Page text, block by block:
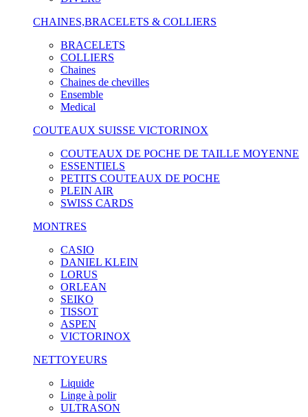
CHAINES,BRACELETS & COLLIERS
BRACELETS
COLLIERS
Chaines
Chaines de chevilles
Ensemble
Medical
COUTEAUX SUISSE VICTORINOX
COUTEAUX DE POCHE DE TAILLE MOYENNE
ESSENTIELS
PETITS COUTEAUX DE POCHE
PLEIN AIR
SWISS CARDS
MONTRES
CASIO
DANIEL KLEIN
LORUS
ORLEAN
SEIKO
TISSOT
ASPEN
VICTORINOX
NETTOYEURS
Liquide
Linge à polir
ULTRASON